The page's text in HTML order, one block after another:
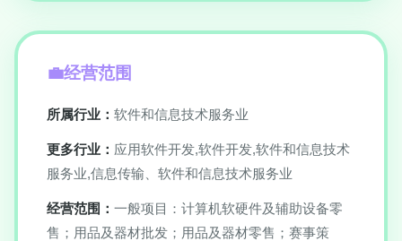
经营范围
所属行业： 软件和信息技术服务业
更多行业： 应用软件开发,软件开发,软件和信息技术
服务业,信息传输、软件和信息技术服务业
经营范围： 一般项目：计算机软硬件及辅助设备零
售；用品及器材批发；用品及器材零售；赛事策